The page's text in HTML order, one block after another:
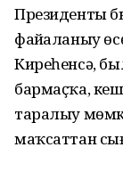
Президенты
файҙаланыу
Киреһенсә,
бармаҫҡа,
таралыу
маҡсаттан